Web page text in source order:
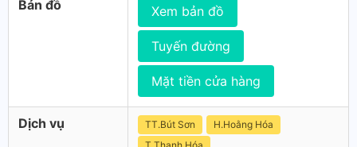
Bản đồ Xem bản đồ
Tuyến đường
Mặt tiền cửa hàng
Dịch vụ TT.Bút Sơn
H.Hoằng Hóa